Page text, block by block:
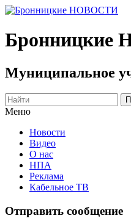
Бронницкие
Муниципальное
Меню
Новости
Видео
О нас
НПА
Реклама
Кабельное ТВ
Отправить сообщение